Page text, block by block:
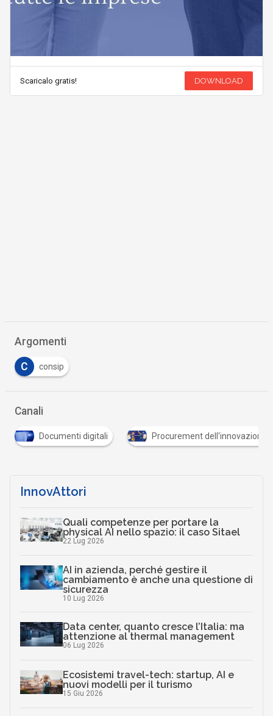
Scaricalo gratis! DOWNLOAD
Argomenti
C consip
Canali
Documenti digitali Procurement dell'innovazione
InnovAttori
Quali competenze per portare la
physical AI nello spazio: il caso Sitael
22 Lug 2026
AI in azienda, perché gestire il
cambiamento è anche una questione di
sicurezza
10 Lug 2026
Data center, quanto cresce l’Italia: ma
attenzione al thermal management
06 Lug 2026
Ecosistemi travel-tech: startup, AI e
nuovi modelli per il turismo
15 Giu 2026